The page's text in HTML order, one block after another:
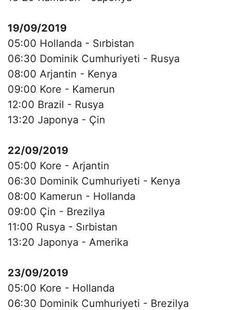
19/09/2019
05:00 Hollanda - Sırbistan
06:30 Dominik Cumhuriyeti - Rusya
08:00 Arjantin - Kenya
09:00 Kore - Kamerun
12:00 Brazil - Rusya
13:20 Japonya - Çin
22/09/2019
05:00 Kore - Arjantin
06:30 Dominik Cumhuriyeti - Kenya
08:00 Kamerun - Hollanda
09:00 Çin - Brezilya
11:00 Rusya - Sırbistan
13:20 Japonya - Amerika
23/09/2019
05:00 Kore - Hollanda
06:30 Dominik Cumhuriyeti - Brezilya